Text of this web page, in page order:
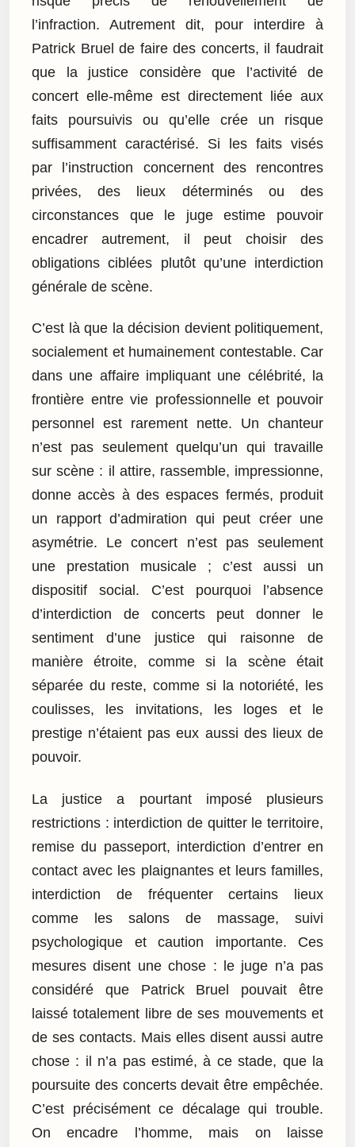
l’infraction. Autrement dit, pour interdire à
Patrick Bruel de faire des concerts, il faudrait
que la justice considère que l’activité de
concert elle-même est directement liée aux
faits poursuivis ou qu’elle crée un risque
suffisamment caractérisé. Si les faits visés
par l’instruction concernent des rencontres
privées, des lieux déterminés ou des
circonstances que le juge estime pouvoir
encadrer autrement, il peut choisir des
obligations ciblées plutôt qu’une interdiction
générale de scène.
C’est là que la décision devient politiquement,
socialement et humainement contestable. Car
dans une affaire impliquant une célébrité, la
frontière entre vie professionnelle et pouvoir
personnel est rarement nette. Un chanteur
n’est pas seulement quelqu’un qui travaille
sur scène : il attire, rassemble, impressionne,
donne accès à des espaces fermés, produit
un rapport d’admiration qui peut créer une
asymétrie. Le concert n’est pas seulement
une prestation musicale ; c’est aussi un
dispositif social. C’est pourquoi l’absence
d’interdiction de concerts peut donner le
sentiment d’une justice qui raisonne de
manière étroite, comme si la scène était
séparée du reste, comme si la notoriété, les
coulisses, les invitations, les loges et le
prestige n’étaient pas eux aussi des lieux de
pouvoir.
La justice a pourtant imposé plusieurs
restrictions : interdiction de quitter le territoire,
remise du passeport, interdiction d’entrer en
contact avec les plaignantes et leurs familles,
interdiction de fréquenter certains lieux
comme les salons de massage, suivi
psychologique et caution importante. Ces
mesures disent une chose : le juge n’a pas
considéré que Patrick Bruel pouvait être
laissé totalement libre de ses mouvements et
de ses contacts. Mais elles disent aussi autre
chose : il n’a pas estimé, à ce stade, que la
poursuite des concerts devait être empêchée.
C’est précisément ce décalage qui trouble.
On encadre l’homme, mais on laisse